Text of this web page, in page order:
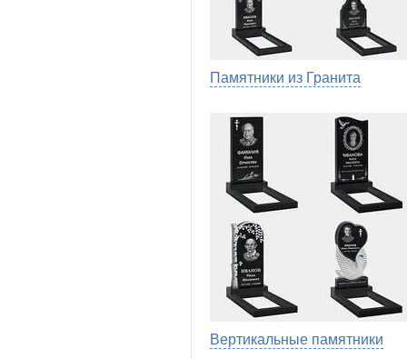
Памятники из Гранита
Вертикальные памятники